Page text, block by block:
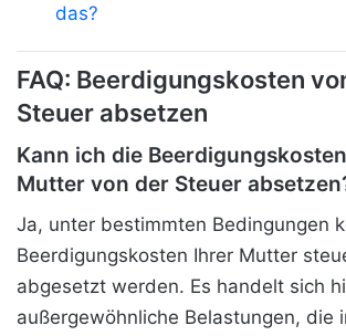
das?
FAQ: Beerdigungskosten
Steuer absetzen
Kann ich die
Mutter von der Steuer
Ja, unter bestimmten Bedingungen
Beerdigungskosten Ihrer Mutter
abgesetzt werden. Es handelt sich
außergewöhnliche Belastungen, die